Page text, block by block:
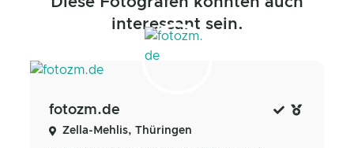
interessant sein.
fotozm.de
Zella-Mehlis, Thüringen